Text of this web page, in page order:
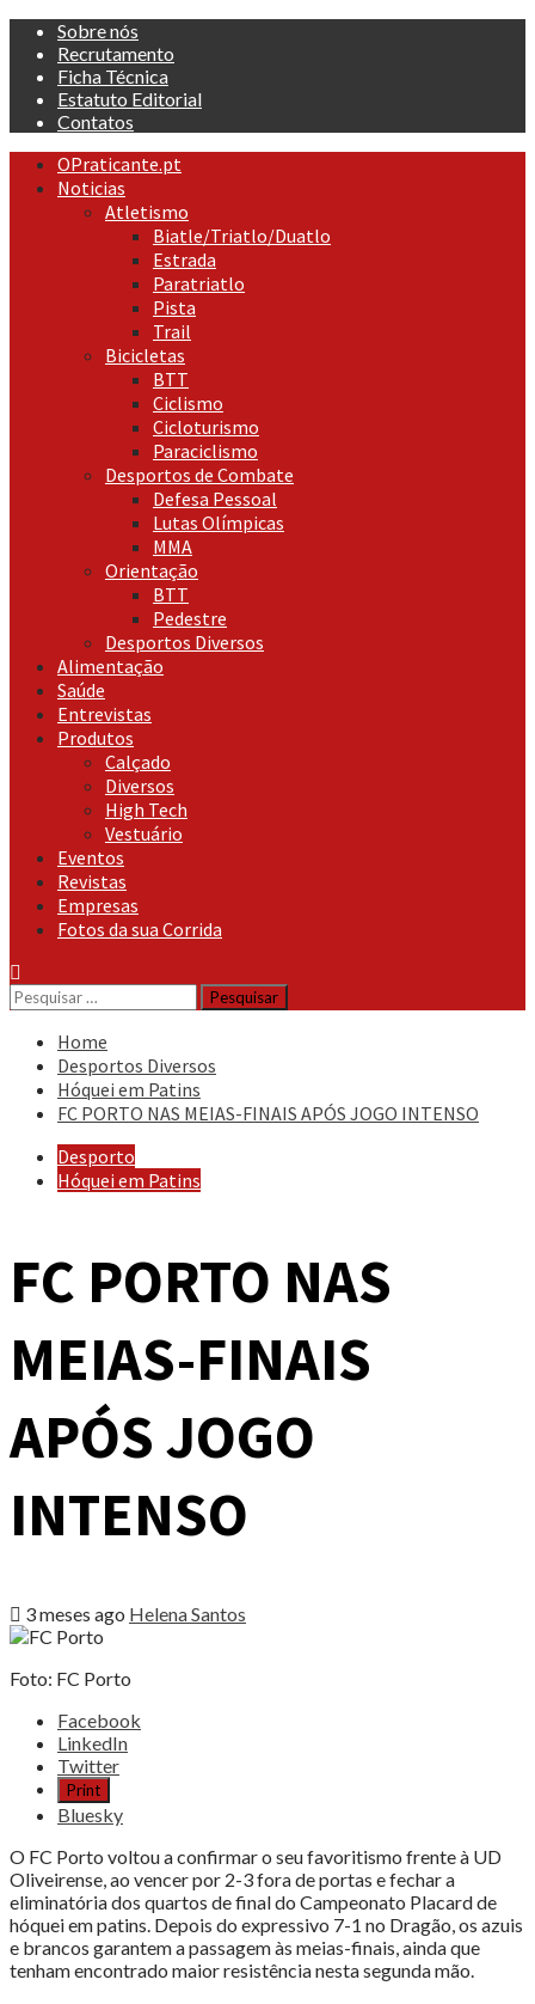
Skip
content
Sobre nós
Recrutamento
Ficha Técnica
Estatuto Editorial
Contatos
Primary
Menu
OPraticante.pt
Noticias
Atletismo
Biatle/Triatlo/Duatlo
Estrada
Paratriatlo
Pista
Trail
Bicicletas
BTT
Ciclismo
Cicloturismo
Paraciclismo
Desportos de Combate
Defesa Pessoal
Lutas Olímpicas
MMA
Orientação
BTT
Pedestre
Desportos Diversos
Alimentação
Saúde
Entrevistas
Produtos
Calçado
Diversos
High Tech
Vestuário
Eventos
Revistas
Empresas
Fotos da sua Corrida
Pesquisar
por:
Home
Desportos Diversos
Hóquei em Patins
FC PORTO NAS MEIAS-FINAIS APÓS JOGO INTENSO
Desporto
Hóquei em Patins
FC PORTO NAS
MEIAS-FINAIS
APÓS JOGO
INTENSO
3 meses ago Helena Santos
Foto: FC Porto
Share
post
"FC
PORTO
MEIAS-
FINAIS
APÓS
JOGO
INTENSO"
Facebook
LinkedIn
Twitter
Print
Bluesky
O FC Porto voltou a confirmar o seu favoritismo frente à UD
Oliveirense, ao vencer por 2-3 fora de portas e fechar a
eliminatória dos quartos de final do Campeonato Placard de
hóquei em patins. Depois do expressivo 7-1 no Dragão, os azuis
e brancos garantem a passagem às meias-finais, ainda que
tenham encontrado maior resistência nesta segunda mão.